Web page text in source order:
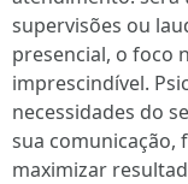
supervisões ou
presencial, o foco
imprescindível.
necessidades do
sua comunicação,
maximizar